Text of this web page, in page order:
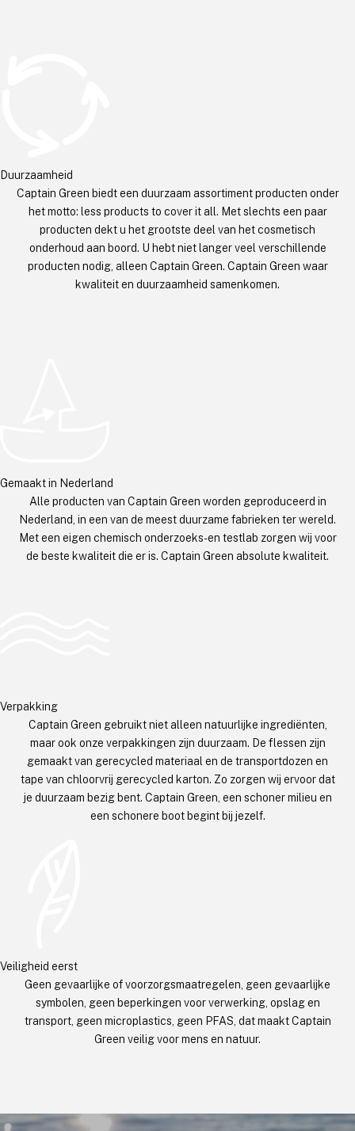
Duurzaamheid
Captain Green biedt een duurzaam assortiment producten onder
het motto: less products to cover it all. Met slechts een paar
producten dekt u het grootste deel van het cosmetisch
onderhoud aan boord. U hebt niet langer veel verschillende
producten nodig, alleen Captain Green. Captain Green waar
kwaliteit en duurzaamheid samenkomen.
Gemaakt in Nederland
Alle producten van Captain Green worden geproduceerd in
Nederland, in een van de meest duurzame fabrieken ter wereld.
Met een eigen chemisch onderzoeks- en testlab zorgen wij voor
de beste kwaliteit die er is. Captain Green absolute kwaliteit.
Verpakking
Captain Green gebruikt niet alleen natuurlijke ingrediënten,
maar ook onze verpakkingen zijn duurzaam. De flessen zijn
gemaakt van gerecycled materiaal en de transportdozen en
tape van chloorvrij gerecycled karton. Zo zorgen wij ervoor dat
je duurzaam bezig bent. Captain Green, een schoner milieu en
een schonere boot begint bij jezelf.
Veiligheid eerst
Geen gevaarlijke of voorzorgsmaatregelen, geen gevaarlijke
symbolen, geen beperkingen voor verwerking, opslag en
transport, geen microplastics, geen PFAS, dat maakt Captain
Green veilig voor mens en natuur.